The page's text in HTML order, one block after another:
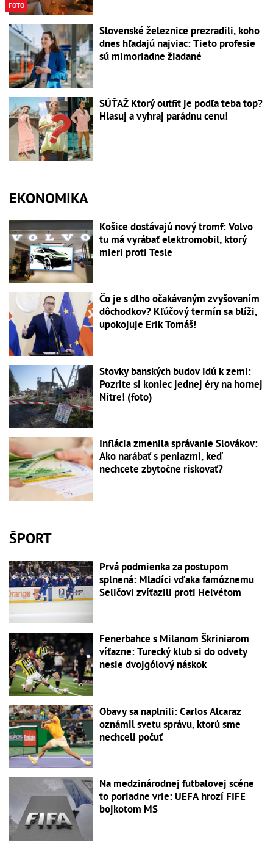
FOTO
Slovenské železnice prezradili, koho
dnes hľadajú najviac: Tieto profesie
sú mimoriadne žiadané
SÚŤAŽ Ktorý outfit je podľa teba top?
Hlasuj a vyhraj parádnu cenu!
EKONOMIKA
Košice dostávajú nový tromf: Volvo
tu má vyrábať elektromobil, ktorý
mieri proti Tesle
Čo je s dlho očakávaným zvyšovaním
dôchodkov? Kľúčový termín sa blíži,
upokojuje Erik Tomáš!
Stovky banských budov idú k zemi:
Pozrite si koniec jednej éry na hornej
Nitre! (foto)
Inflácia zmenila správanie Slovákov:
Ako narábať s peniazmi, keď
nechcete zbytočne riskovať?
ŠPORT
Prvá podmienka za postupom
splnená: Mladíci vďaka famóznemu
Seličovi zvíťazili proti Helvétom
Fenerbahce s Milanom Škriniarom
víťazne: Turecký klub si do odvety
nesie dvojgólový náskok
Obavy sa naplnili: Carlos Alcaraz
oznámil svetu správu, ktorú sme
nechceli počuť
Na medzinárodnej futbalovej scéne
to poriadne vrie: UEFA hrozí FIFE
bojkotom MS